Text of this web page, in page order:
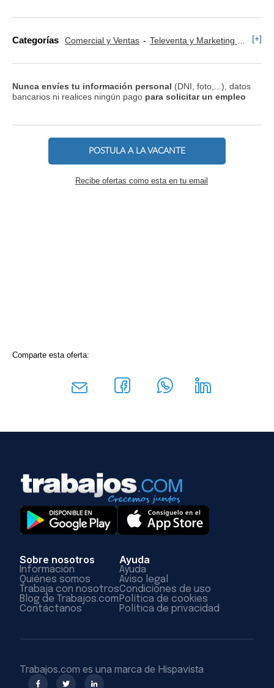
Categorías Comercial y Ventas Televenta y Marketing Telefónico [+]
Nunca envíes tu información personal (DNI, foto,...), datos
bancarios ni realices ningún pago para solicitar un empleo
POSTULA A LA VACANTE
Recibe ofertas como esta en tu email
Comparte esta oferta:
Sobre nosotros
Información
Quiénes somos
Trabaja con nosotros
Blog de Trabajos.com
Contáctanos
Ayuda
Ayuda
Aviso legal
Condiciones de uso
Política de cookies
Política de privacidad
Trabajos.com es una marca de Hispavista